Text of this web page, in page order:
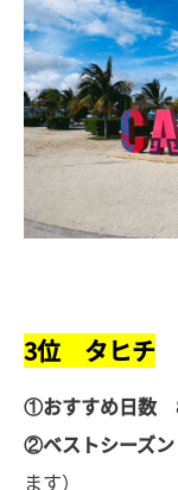
3位 タヒチ
①おすすめ日数
②ベストシーズン
ます）